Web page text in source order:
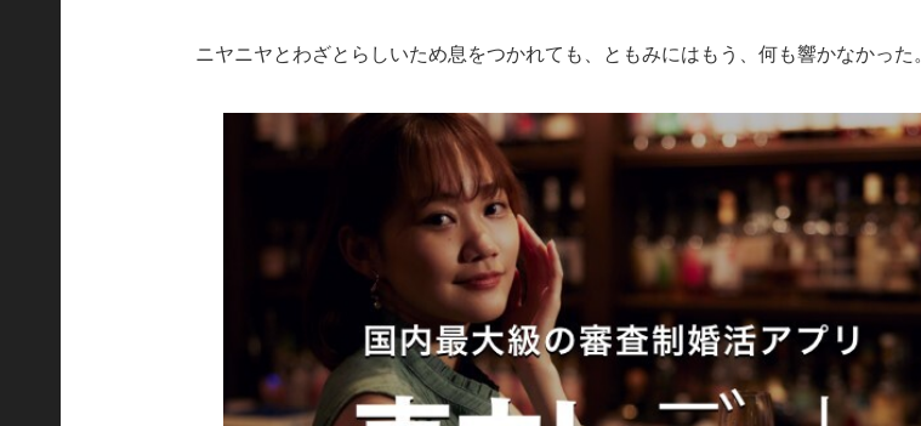
ニヤニヤとわざとらしいため息をつかれても、ともみにはもう、何も響かなかった。